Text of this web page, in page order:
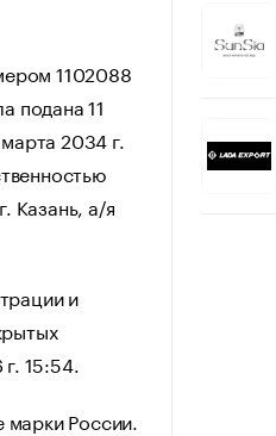
1102088
подана 11
2034 г.
Казань, а/я
и
15:54.
России.